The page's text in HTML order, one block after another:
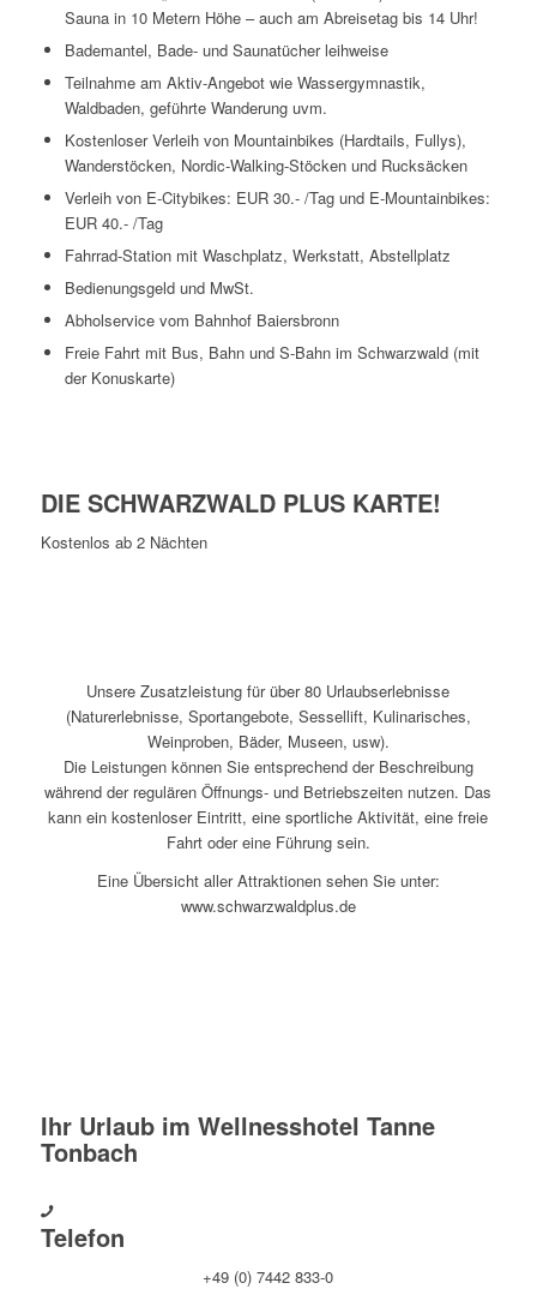
Sauna in 10 Metern Höhe – auch am Abreisetag bis 14 Uhr!
Bademantel, Bade- und Saunatücher leihweise
Teilnahme am Aktiv-Angebot wie Wassergymnastik,
Waldbaden, geführte Wanderung uvm.
Kostenloser Verleih von Mountainbikes (Hardtails, Fullys),
Wanderstöcken, Nordic-Walking-Stöcken und Rucksäcken
Verleih von E-Citybikes: EUR 30.- /Tag und E-Mountainbikes:
EUR 40.- /Tag
Fahrrad-Station mit Waschplatz, Werkstatt, Abstellplatz
Bedienungsgeld und MwSt.
Abholservice vom Bahnhof Baiersbronn
Freie Fahrt mit Bus, Bahn und S-Bahn im Schwarzwald (mit
der Konuskarte)
DIE SCHWARZWALD PLUS KARTE!
Kostenlos ab 2 Nächten
Unsere Zusatzleistung für über 80 Urlaubserlebnisse
(Naturerlebnisse, Sportangebote, Sessellift, Kulinarisches,
Weinproben, Bäder, Museen, usw).
Die Leistungen können Sie entsprechend der Beschreibung
während der regulären Öffnungs- und Betriebszeiten nutzen. Das
kann ein kostenloser Eintritt, eine sportliche Aktivität, eine freie
Fahrt oder eine Führung sein.
Eine Übersicht aller Attraktionen sehen Sie unter:
www.schwarzwaldplus.de
Ihr Urlaub im Wellnesshotel Tanne
Tonbach
Telefon
+49 (0) 7442 833-0